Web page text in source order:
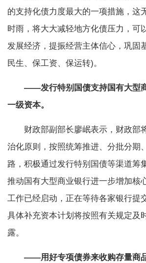
的支持化债力度最大的一项措施，这
时雨，将大大减轻地方化债压力，可
发展经济，提振经营主体信心，巩固
民生、保工资、保运转)。
——发行特别国债支持国有大型
一级资本。
财政部副部长廖岷表示，财政部
治化原则，按照统筹推进、分批分期
路，积极通过发行特别国债等渠道筹
推动国有大型商业银行进一步增加核
工作已经启动，正在等待各家银行提
具体补充资本计划将按照有关规定及
露。
——用好专项债券来收购存量商